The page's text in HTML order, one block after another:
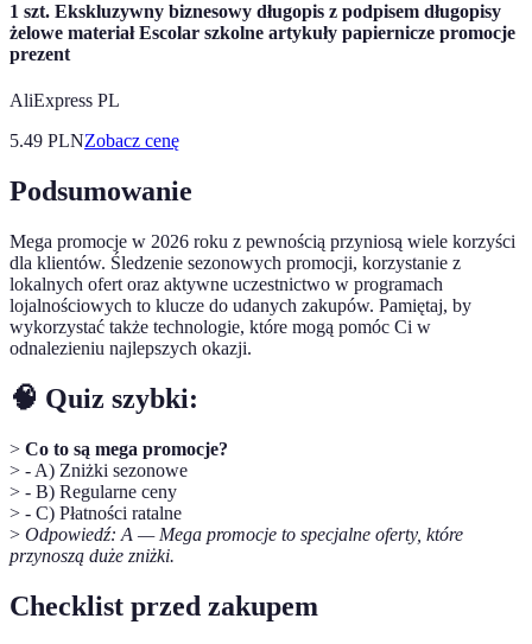
1 szt. Ekskluzywny biznesowy długopis z podpisem długopisy
żelowe materiał Escolar szkolne artykuły papiernicze promocje
prezent
AliExpress PL
5.49 PLNZobacz cenę
Podsumowanie
Mega promocje w 2026 roku z pewnością przyniosą wiele korzyści
dla klientów. Śledzenie sezonowych promocji, korzystanie z
lokalnych ofert oraz aktywne uczestnictwo w programach
lojalnościowych to klucze do udanych zakupów. Pamiętaj, by
wykorzystać także technologie, które mogą pomóc Ci w
odnalezieniu najlepszych okazji.
🧠 Quiz szybki:
> Co to są mega promocje?
> - A) Zniżki sezonowe
> - B) Regularne ceny
> - C) Płatności ratalne
> Odpowiedź: A — Mega promocje to specjalne oferty, które
przynoszą duże zniżki.
Checklist przed zakupem